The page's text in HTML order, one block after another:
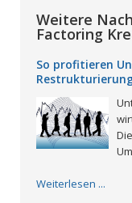
Weitere
Factoring
So profitieren
Weiterlesen ...